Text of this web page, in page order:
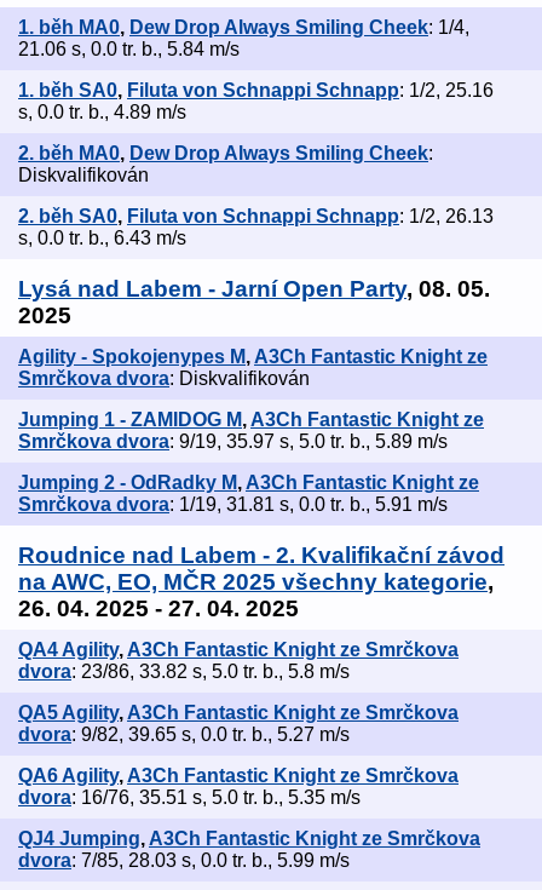
1. běh MA0, Dew Drop Always Smiling Cheek: 1/4,
21.06 s, 0.0 tr. b., 5.84 m/s
1. běh SA0, Filuta von Schnappi Schnapp: 1/2, 25.16
s, 0.0 tr. b., 4.89 m/s
2. běh MA0, Dew Drop Always Smiling Cheek:
Diskvalifikován
2. běh SA0, Filuta von Schnappi Schnapp: 1/2, 26.13
s, 0.0 tr. b., 6.43 m/s
Lysá nad Labem - Jarní Open Party, 08. 05.
2025
Agility - Spokojenypes M, A3Ch Fantastic Knight ze
Smrčkova dvora: Diskvalifikován
Jumping 1 - ZAMIDOG M,A3Ch Fantastic Knight ze
Smrčkova dvora: 9/19, 35.97 s, 5.0 tr. b., 5.89 m/s
Jumping 2 - OdRadky M, A3Ch Fantastic Knight ze
Smrčkova dvora: 1/19, 31.81 s, 0.0 tr. b., 5.91 m/s
Roudnice nad Labem - 2. Kvalifikační závod
na AWC, EO, MČR 2025 všechny kategorie,
26. 04. 2025 - 27. 04. 2025
QA4 Agility,A3Ch Fantastic Knight ze Smrčkova
dvora: 23/86, 33.82 s, 5.0 tr. b., 5.8 m/s
QA5 Agility, A3Ch Fantastic Knight ze Smrčkova
dvora: 9/82, 39.65 s, 0.0 tr. b., 5.27 m/s
QA6 Agility,A3Ch Fantastic Knight ze Smrčkova
dvora: 16/76, 35.51 s, 5.0 tr. b., 5.35 m/s
QJ4 Jumping, A3Ch Fantastic Knight ze Smrčkova
dvora: 7/85, 28.03 s, 0.0 tr. b., 5.99 m/s